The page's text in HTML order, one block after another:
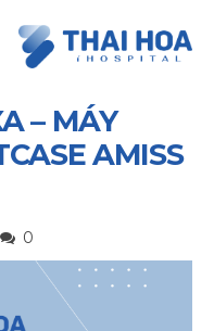
– MÁY
AMISS
0